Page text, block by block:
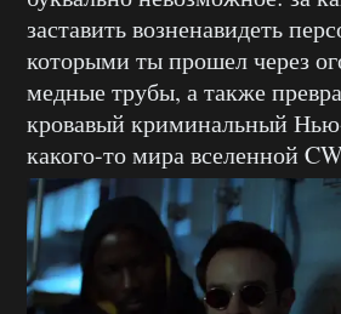
заставить возненавидеть
которыми ты прошел через
медные трубы, а также
кровавый криминальный
какого-то мира вселенной